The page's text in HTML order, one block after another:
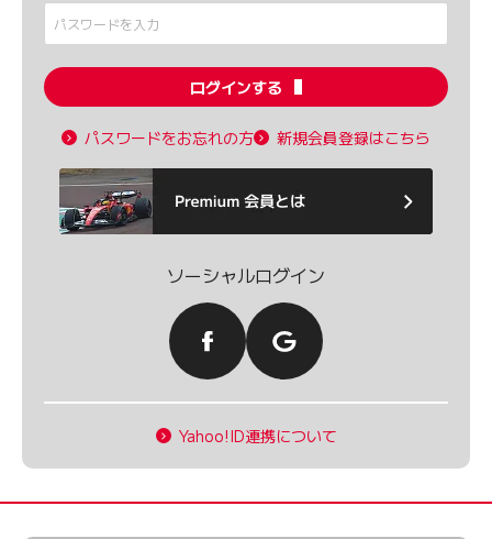
ログインする
パスワードをお忘れの方 新規会員登録はこちら
ソーシャルログイン
Yahoo!ID連携について